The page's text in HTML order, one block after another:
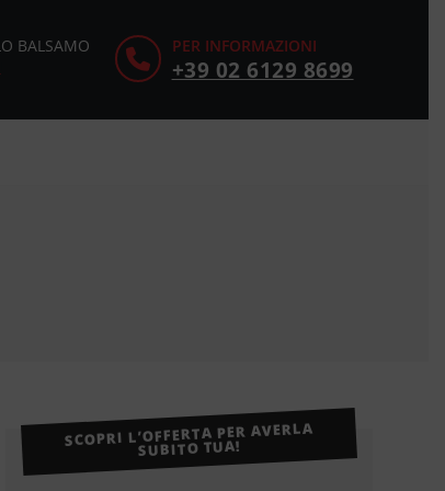
PER INFORMAZIONI
+39 02 6129 8699
BALSAMO
SCOPRI L’OFFERTA PER AVERLA
SUBITO TUA!